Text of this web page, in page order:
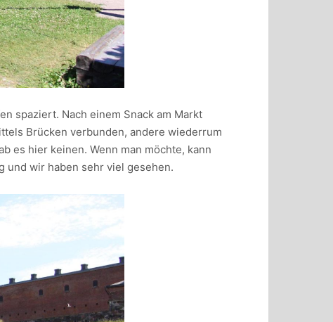
spaziert. Nach einem Snack am Markt
Brücken verbunden, andere wiederrum
es hier keinen. Wenn man möchte, kann
und wir haben sehr viel gesehen.